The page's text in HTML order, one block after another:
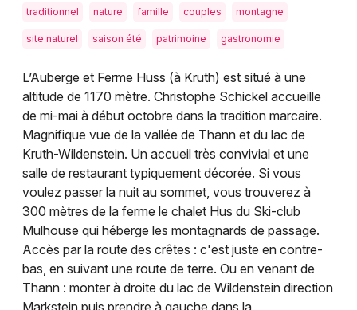
Activité & Expérience
Manifestations
Foires & salons
Spectacles
Concerts
Sports
Soirées
Sorties famille
Marseille
Montpellier
Nantes
Nice
Paris
Strasbourg
Toulouse
Toutes les villes
traditionnel nature famille couples montagne
site naturel saison été patrimoine gastronomie
L’Auberge et Ferme Huss (à Kruth) est situé à une
altitude de 1170 mètre. Christophe Schickel accueille
de mi-mai à début octobre dans la tradition marcaire.
Magnifique vue de la vallée de Thann et du lac de
Kruth-Wildenstein. Un accueil très convivial et une
salle de restaurant typiquement décorée. Si vous
voulez passer la nuit au sommet, vous trouverez à
300 mètres de la ferme le chalet Hus du Ski-club
Mulhouse qui héberge les montagnards de passage.
Accès par la route des crêtes : c'est juste en contre-
bas, en suivant une route de terre. Ou en venant de
Thann : monter à droite du lac de Wildenstein direction
Markstein puis prendre à gauche dans la